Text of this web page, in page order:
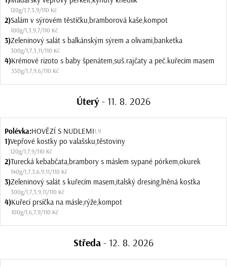
120g/1,7,3,9/110 Kč
2)Salám v sýrovém těstíčku,bramborová kaše,kompot
100g/1,3,9,7/110 Kč
3)Zeleninový salát s balkánským sýrem a olivami,banketka
300g/1,7,3,11/110 Kč
4)Krémové rizoto s baby špenátem,suš.rajčaty a peč.kuřecím masem
350g/1,7,9,6/110 Kč
Úterý - 11. 8. 2026
Polévka:HOVĚZÍ S NUDLEMI1,9
1)Vepřové kostky po valašsku,těstoviny
120g/1,7,9/110 Kč
2)Turecká kebabčata,brambory s máslem sypané pórkem,okurek
140g/1,7,3,6,9,11/110 Kč
3)Zeleninový salát s kuřecím masem,italský dresing,lněná kostka
300g/1,7,3,9,11/110 Kč
4)Kuřecí prsíčka na másle,rýže,kompot
100g/1,6,7,9/110 Kč
Středa - 12. 8. 2026